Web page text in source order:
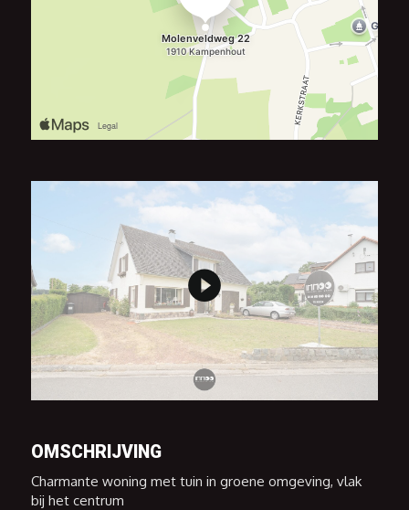
OMSCHRIJVING
Charmante woning met tuin in groene omgeving, vlak
bij het centrum